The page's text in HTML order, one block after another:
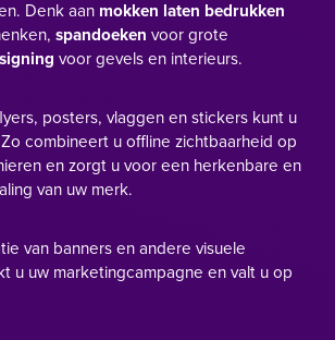
Denk aan mokken laten bedrukken
spandoeken voor grote
signing voor gevels en interieurs.
posters, vlaggen en stickers kunt u
combineert u offline zichtbaarheid op
en zorgt u voor een herkenbare en
van uw merk.
van banners en andere visuele
u uw marketingcampagne en valt u op